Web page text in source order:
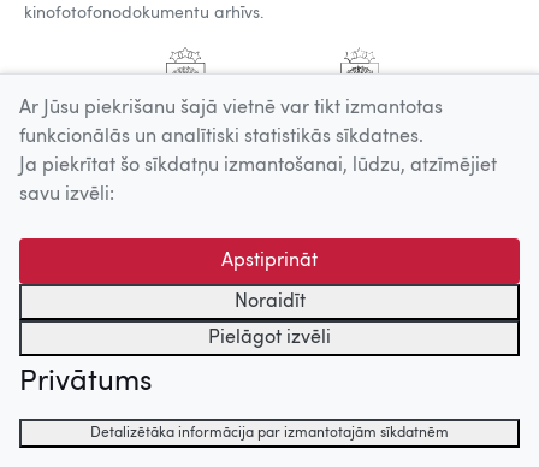
kinofotofonodokumentu arhīvs.
Ar Jūsu piekrišanu šajā vietnē var tikt izmantotas
funkcionālās un analītiski statistikās sīkdatnes.
Ja piekrītat šo sīkdatņu izmantošanai, lūdzu, atzīmējiet
savu izvēli:
Apstiprināt
Noraidīt
Pielāgot izvēli
Privātums
Detalizētāka informācija par izmantotajām sīkdatnēm